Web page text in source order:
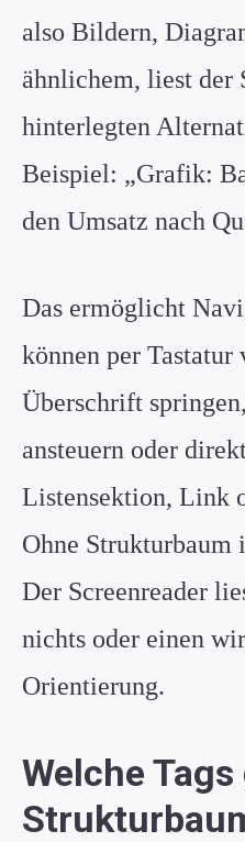
also Bildern,
ähnlichem, liest der
hinterlegten
Beispiel: „Grafik:
den Umsatz nach
Das ermöglicht
können per
Überschrift
ansteuern oder
Listensektion, Link
Ohne Strukturbaum
Der Screenreader
nichts oder einen
Orientierung.
Welche